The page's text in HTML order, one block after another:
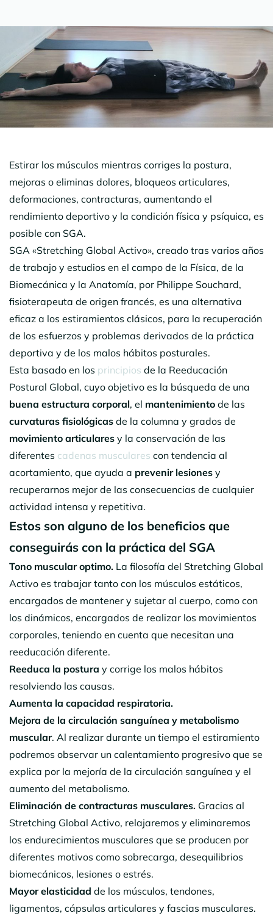
Estirar los músculos mientras corriges la postura,
mejoras o eliminas dolores, bloqueos articulares,
deformaciones, contracturas, aumentando el
rendimiento deportivo y la condición física y psíquica, es
posible con SGA.
SGA «Stretching Global Activo», creado tras varios años
de trabajo y estudios en el campo de la Física, de la
Biomecánica y la Anatomía, por Philippe Souchard,
fisioterapeuta de origen francés, es una alternativa
eficaz a los estiramientos clásicos, para la recuperación
de los esfuerzos y problemas derivados de la práctica
deportiva y de los malos hábitos posturales.
Esta basado en los principios de la Reeducación
Postural Global, cuyo objetivo es la búsqueda de una
buena estructura corporal, el mantenimiento de las
curvaturas fisiológicas de la columna y grados de
movimiento articulares y la conservación de las
diferentes cadenas musculares con tendencia al
acortamiento, que ayuda a prevenir lesiones y
recuperarnos mejor de las consecuencias de cualquier
actividad intensa y repetitiva.
Estos son alguno de los beneficios que
conseguirás con la práctica del SGA
Tono muscular optimo. La filosofía del Stretching Global
Activo es trabajar tanto con los músculos estáticos,
encargados de mantener y sujetar al cuerpo, como con
los dinámicos, encargados de realizar los movimientos
corporales, teniendo en cuenta que necesitan una
reeducación diferente.
Reeduca la postura y corrige los malos hábitos
resolviendo las causas.
Aumenta la capacidad respiratoria.
Mejora de la circulación sanguínea y metabolismo
muscular. Al realizar durante un tiempo el estiramiento
podremos observar un calentamiento progresivo que se
explica por la mejoría de la circulación sanguínea y el
aumento del metabolismo.
Eliminación de contracturas musculares. Gracias al
Stretching Global Activo, relajaremos y eliminaremos
los endurecimientos musculares que se producen por
diferentes motivos como sobrecarga, desequilibrios
biomecánicos, lesiones o estrés.
Mayor elasticidad de los músculos, tendones,
ligamentos, cápsulas articulares y fascias musculares.